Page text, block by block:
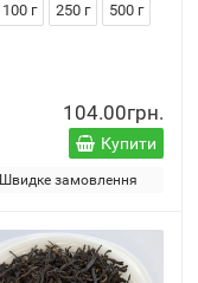
100 г 250 г
500 г
104.00грн.
Купити
Швидке замовлення